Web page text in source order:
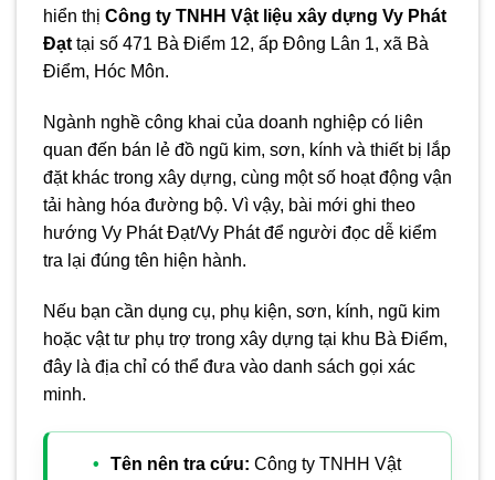
hiển thị Công ty TNHH Vật liệu xây dựng Vy Phát
Đạt tại số 471 Bà Điểm 12, ấp Đông Lân 1, xã Bà
Điểm, Hóc Môn.
Ngành nghề công khai của doanh nghiệp có liên
quan đến bán lẻ đồ ngũ kim, sơn, kính và thiết bị lắp
đặt khác trong xây dựng, cùng một số hoạt động vận
tải hàng hóa đường bộ. Vì vậy, bài mới ghi theo
hướng Vy Phát Đạt/Vy Phát để người đọc dễ kiểm
tra lại đúng tên hiện hành.
Nếu bạn cần dụng cụ, phụ kiện, sơn, kính, ngũ kim
hoặc vật tư phụ trợ trong xây dựng tại khu Bà Điểm,
đây là địa chỉ có thể đưa vào danh sách gọi xác
minh.
Tên nên tra cứu: Công ty TNHH Vật